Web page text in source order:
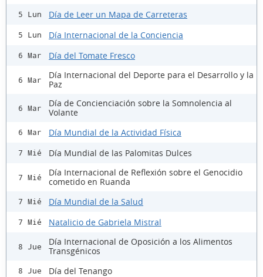
5 Lun Día de Leer un Mapa de Carreteras
5 Lun Día Internacional de la Conciencia
6 Mar Día del Tomate Fresco
6 Mar
Día Internacional del Deporte para el Desarrollo y la
Paz
6 Mar
Día de Concienciación sobre la Somnolencia al
Volante
6 Mar Día Mundial de la Actividad Física
7 Mié Día Mundial de las Palomitas Dulces
7 Mié
Día Internacional de Reflexión sobre el Genocidio
cometido en Ruanda
7 Mié Día Mundial de la Salud
7 Mié Natalicio de Gabriela Mistral
8 Jue
Día Internacional de Oposición a los Alimentos
Transgénicos
8 Jue Día del Tenango